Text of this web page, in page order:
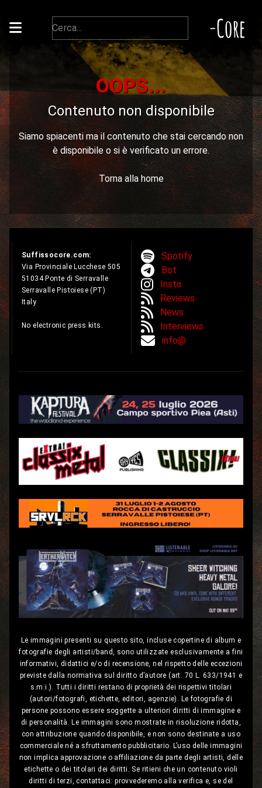
-Core
OOPS...
Contenuto non disponibile
Siamo spiacenti ma il contenuto che stai cercando non
è disponibile o si è verificato un errore.
Torna alla home
Suffissocore.com:
Via Provinciale Lucchese 505
51034 Ponte di Serravalle
Serravalle Pistoiese (PT)
Italy
No electronic press kits.
Spotify
Bot
Insta
Reviews
News
Interviews
info@
Le immagini presenti su questo sito, incluse copertine di album e
fotografie degli artisti/band, sono utilizzate esclusivamente a fini
informativi, didattici e/o di recensione, nel rispetto delle eccezioni
previste dalla normativa sul diritto d’autore (art. 70 L. 633/1941 e
s.m.i.). Tutti i diritti restano di proprietà dei rispettivi titolari
(autori/fotografi, etichette, editori, agenzie). Le fotografie di
persone possono essere soggette a ulteriori diritti di immagine e
di personalità. Le immagini sono mostrate in risoluzione ridotta,
con attribuzione quando disponibile, e non sono destinate a uso
commerciale né a sfruttamento pubblicitario. L’uso delle immagini
non implica approvazione o affiliazione da parte degli artisti, delle
etichette o dei titolari dei diritti. Se ritieni che un contenuto violi
diritti di terzi, contattaci: provvederemo alla verifica e, se del